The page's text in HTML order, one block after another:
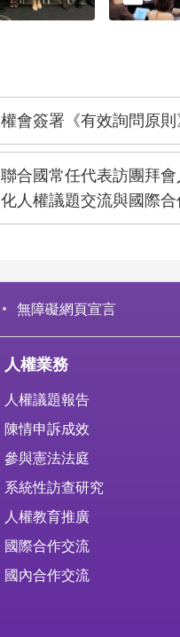
權會簽署《有效詢問原
合國常任代表訪團拜會
人權議題交流與國際合
無障礙網頁宣言
人權業務
人權議題報告
陳情申訴成效
參與憲法法庭
系統性訪查研究
人權教育推廣
國際合作交流
國內合作交流